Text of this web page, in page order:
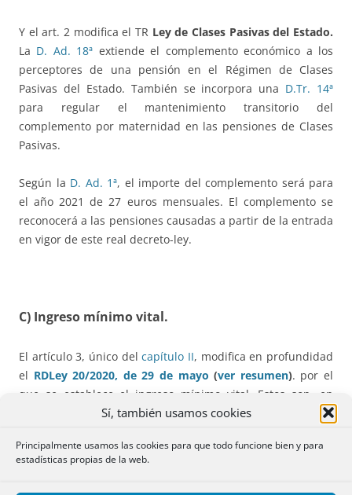
Sí, también usamos cookies
Principalmente usamos las cookies para que todo funcione bien y para
estadísticas propias de la web.
Y el art. 2 modifica el TR Ley de Clases Pasivas del Estado.
La D. Ad. 18ª extiende el complemento económico a los
perceptores de una pensión en el Régimen de Clases
Pasivas del Estado. También se incorpora una D.Tr. 14ª
para regular el mantenimiento transitorio del
complemento por maternidad en las pensiones de Clases
Pasivas.
Según la D. Ad. 1ª, el importe del complemento será para
el año 2021 de 27 euros mensuales. El complemento se
reconocerá a las pensiones causadas a partir de la entrada
en vigor de este real decreto-ley.
C) Ingreso mínimo vital.
El artículo 3, único delcapítulo II, modifica en profundidad
el RDLey 20/2020, de 29 de mayo (ver resumen). por el
que se establece el ingreso mínimo vital. Estos son, en
cambios básicos:
– personas beneficiarias de la prestación (art. 4)